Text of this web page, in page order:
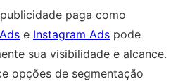
paga como
e Instagram Ads pode
sua visibilidade e alcance.
opções de segmentação